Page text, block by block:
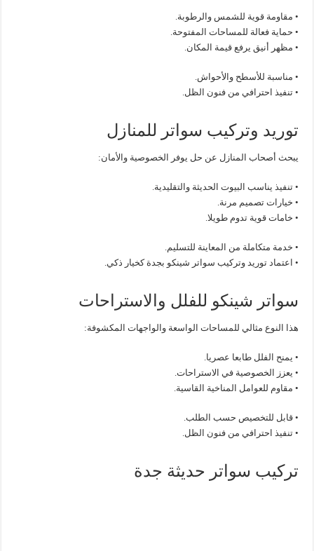
• مقاومة قوية للشمس والرطوبة.
• حماية فعالة للمساحات المفتوحة.
• مظهر أنيق يرفع قيمة المكان.
• مناسبة للأسطح والأحواش.
• تنفيذ احترافي من فنون الظل.
توريد وتركيب سواتر للمنازل
يبحث أصحاب المنازل عن حل يوفر الخصوصية والأمان:
• تنفيذ يناسب البيوت الحديثة والتقليدية.
• خيارات تصميم مرنة.
• خامات قوية تدوم طويلا.
• خدمة متكاملة من المعاينة للتسليم.
• اعتماد توريد وتركيب سواتر شينكو بجدة كخيار ذكي.
سواتر شينكو للفلل والاستراحات
هذا النوع مثالي للمساحات الواسعة والواجهات المكشوفة:
• يمنح الفلل طابعا عصريا.
• يعزز الخصوصية في الاستراحات.
• مقاوم للعوامل المناخية القاسية.
• قابل للتخصيص حسب الطلب.
• تنفيذ احترافي من فنون الظل.
تركيب سواتر حديثة جدة